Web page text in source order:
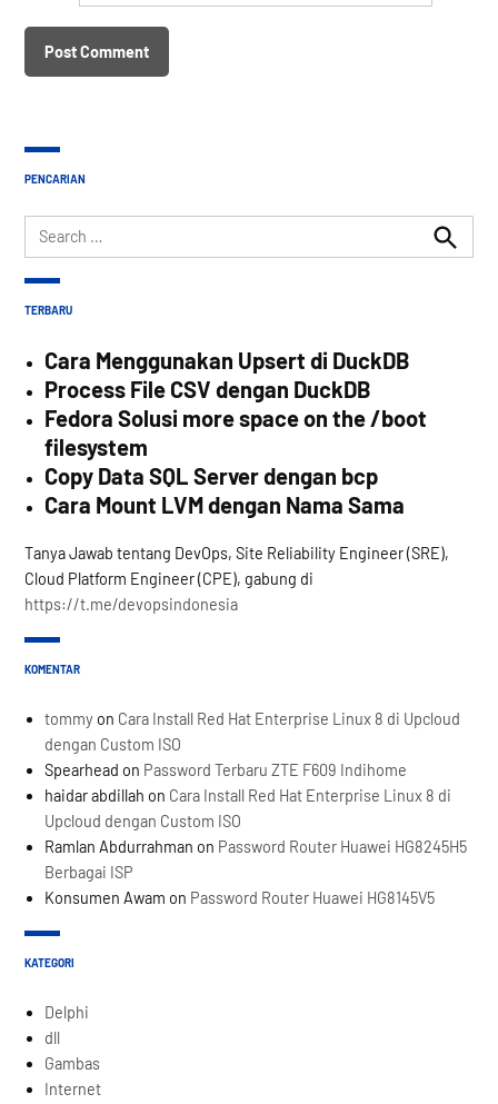
PENCARIAN
Search
for:
Search
TERBARU
Cara Menggunakan Upsert di DuckDB
Process File CSV dengan DuckDB
Fedora Solusi more space on the /boot
filesystem
Copy Data SQL Server dengan bcp
Cara Mount LVM dengan Nama Sama
Tanya Jawab tentang DevOps, Site Reliability Engineer (SRE),
Cloud Platform Engineer (CPE), gabung di
https://t.me/devopsindonesia
KOMENTAR
tommy on Cara Install Red Hat Enterprise Linux 8 di Upcloud
dengan Custom ISO
Spearhead on Password Terbaru ZTE F609 Indihome
haidar abdillah on Cara Install Red Hat Enterprise Linux 8 di
Upcloud dengan Custom ISO
Ramlan Abdurrahman on Password Router Huawei HG8245H5
Berbagai ISP
Konsumen Awam on Password Router Huawei HG8145V5
KATEGORI
Delphi
dll
Gambas
Internet